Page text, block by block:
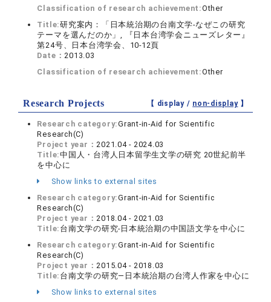
Classification of research achievement:Other
Title:研究案内：「日本統治期の台南文学‐なぜこの研究
テーマを選んだのか」, 『日本台湾学会ニューズレター』
第24号、日本台湾学会、10-12頁
Date：2013.03
Classification of research achievement:Other
Research Projects 【 display / non-display】
Research category:Grant-in-Aid for Scientific
Research(C)
Project year：2021.04 - 2024.03
Title:中国人・台湾人日本留学生文学の研究 20世紀前半
を中心に
Show links to external sites
Research category:Grant-in-Aid for Scientific
Research(C)
Project year：2018.04 - 2021.03
Title: 台南文学の研究‐日本統治期の中国語文学を中心に
Research category:Grant-in-Aid for Scientific
Research(C)
Project year：2015.04 - 2018.03
Title: 台南文学の研究―日本統治期の台湾人作家を中心に
Show links to external sites